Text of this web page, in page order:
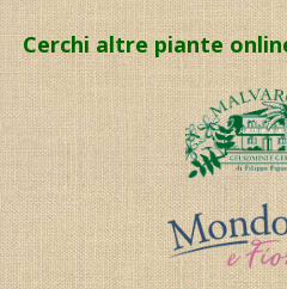
Cerchi altre piante